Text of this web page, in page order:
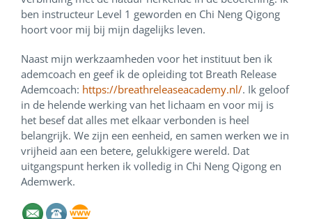
ben instructeur Level 1 geworden en Chi Neng Qigong
hoort voor mij bij mijn dagelijks leven.
Naast mijn werkzaamheden voor het instituut ben ik
ademcoach en geef ik de opleiding tot Breath Release
Ademcoach: https://breathreleaseacademy.nl/. Ik geloof
in de helende werking van het lichaam en voor mij is
het besef dat alles met elkaar verbonden is heel
belangrijk. We zijn een eenheid, en samen werken we in
vrijheid aan een betere, gelukkigere wereld. Dat
uitgangspunt herken ik volledig in Chi Neng Qigong en
Ademwerk.